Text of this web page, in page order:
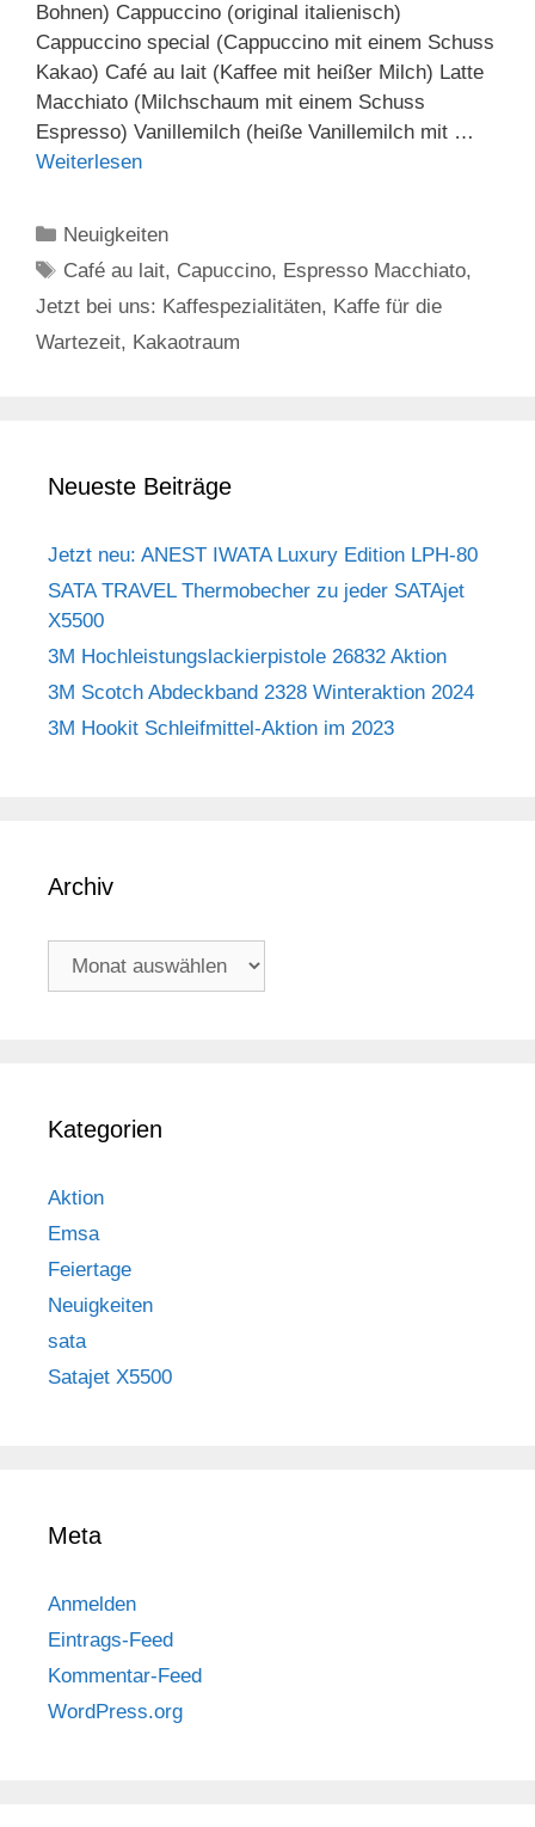
Bohnen) Cappuccino (original italienisch)
Cappuccino special (Cappuccino mit einem Schuss
Kakao) Café au lait (Kaffee mit heißer Milch) Latte
Macchiato (Milchschaum mit einem Schuss
Espresso) Vanillemilch (heiße Vanillemilch mit …
Weiterlesen
Kategorien
Neuigkeiten
Schlagwörter
Café au lait, Capuccino, Espresso Macchiato,
Jetzt bei uns: Kaffespezialitäten, Kaffe für die
Wartezeit, Kakaotraum
Neueste Beiträge
Jetzt neu: ANEST IWATA Luxury Edition LPH-80
SATA TRAVEL Thermobecher zu jeder SATAjet
X5500
3M Hochleistungslackierpistole 26832 Aktion
3M Scotch Abdeckband 2328 Winteraktion 2024
3M Hookit Schleifmittel-Aktion im 2023
Archiv
Archiv
Kategorien
Aktion
Emsa
Feiertage
Neuigkeiten
sata
Satajet X5500
Meta
Anmelden
Eintrags-Feed
Kommentar-Feed
WordPress.org